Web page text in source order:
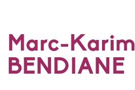
Marc-Karim
BENDIANE